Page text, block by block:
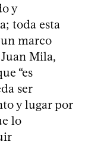
y
toda esta
marco
Mila,
“es
ser
y lugar por
lo